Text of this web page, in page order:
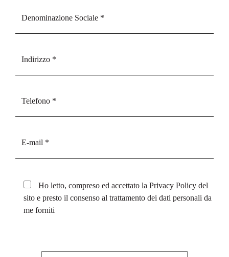
Ho letto, compreso ed accettato la Privacy Policy del
sito e presto il consenso al trattamento dei dati personali da
me forniti